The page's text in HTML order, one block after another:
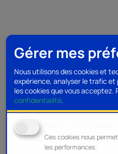
Gérer mes
Nous utilisons des cookies et
expérience, analyser le trafic et
les cookies que vous acceptez.
confidentialité.
Ces cookies nous
les performances.